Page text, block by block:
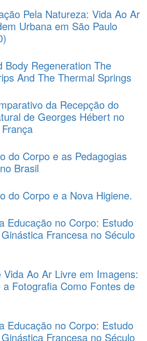
Pela Natureza: Vida Ao Ar
Urbana em São Paulo
Body Regeneration The
And The Thermal Springs
da Recepção do
de Georges Hébert no
do Corpo e as Pedagogias
Brasil
do Corpo e a Nova Higiene.
Educação no Corpo: Estudo
Francesa no Século
Vida Ao Ar Livre em Imagens:
a Fotografia Como Fontes de
Educação no Corpo: Estudo
Francesa no Século